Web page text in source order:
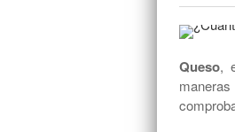
Queso,